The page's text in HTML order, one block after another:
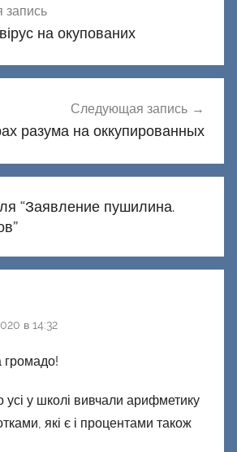
на окупованих
Следующая запись
разума на оккупированных
“Заявление пушилина.
”
в 14:32
громадо!
у школі вивчали арифметику
які є і процентами також